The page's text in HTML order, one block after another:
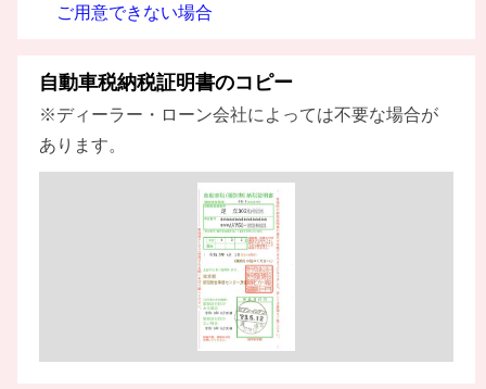
ご用意できない場合
自動車税納税証明書のコピー
※ディーラー・ローン会社によっては不要な場合が
あります。